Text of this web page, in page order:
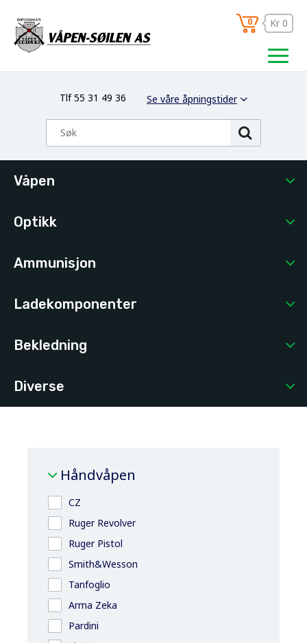
Tlf 55 31 49 36 Se våre åpningstider
0 Kr 0
Våpen
Optikk
Ammunisjon
Ladekomponenter
Bekledning
Diverse
Håndvåpen
CZ
Ruger Revolver
Ruger Pistol
Smith&Wesson
Tanfoglio
Arma Zeka
Pardini